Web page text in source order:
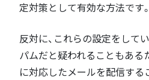
定対策として有効な方法です。
反対に、これらの設定をして
パムだと疑われることもある
に対応したメールを配信する